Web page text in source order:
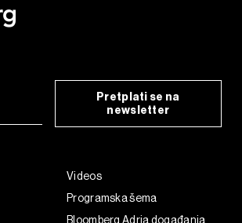
Pretplati se na
newsletter
Videos
Programska šema
Bloomberg Adria događanja